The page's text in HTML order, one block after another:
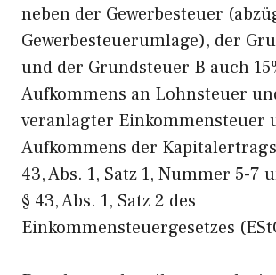
neben der Gewerbesteuer
Gewerbesteuerumlage), der
und der Grundsteuer B auch
Aufkommens an Lohnsteuer
veranlagter Einkommensteuer
Aufkommens der
43, Abs. 1, Satz 1, Nummer 5-7
§ 43, Abs. 1, Satz 2 des
Einkommensteuergesetzes